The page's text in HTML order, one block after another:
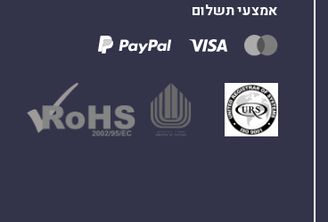
אמצעי תשלום